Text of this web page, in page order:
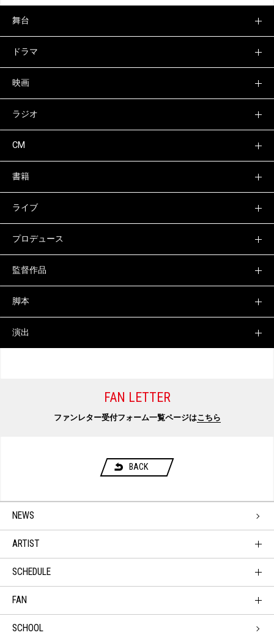
舞台
ドラマ
映画
ラジオ
CM
書籍
ライブ
プロデュース
監督作品
脚本
演出
FAN LETTER
ファンレター受付フォーム一覧ページはこちら
BACK
NEWS
ARTIST
SCHEDULE
FAN
SCHOOL